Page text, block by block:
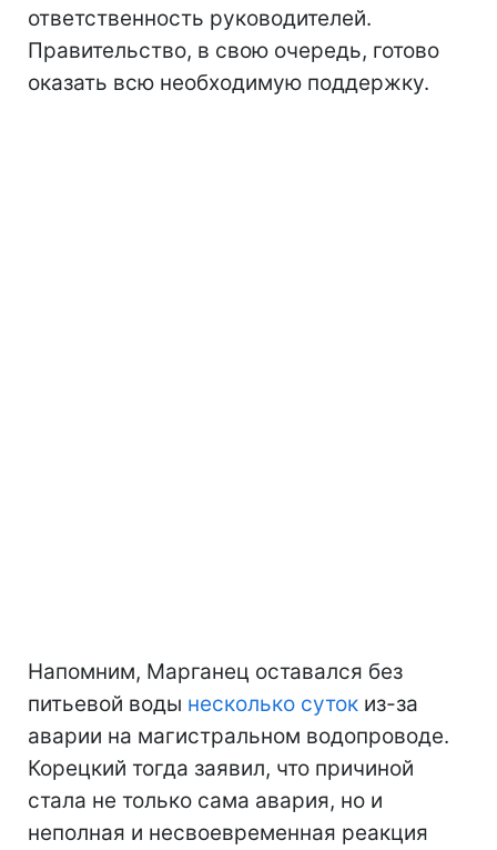
ответственность руководителей.
Правительство, в свою очередь, готово
оказать всю необходимую поддержку.
Напомним, Марганец оставался без
питьевой воды несколько суток из-за
аварии на магистральном водопроводе.
Корецкий тогда заявил, что причиной
стала не только сама авария, но и
неполная и несвоевременная реакция